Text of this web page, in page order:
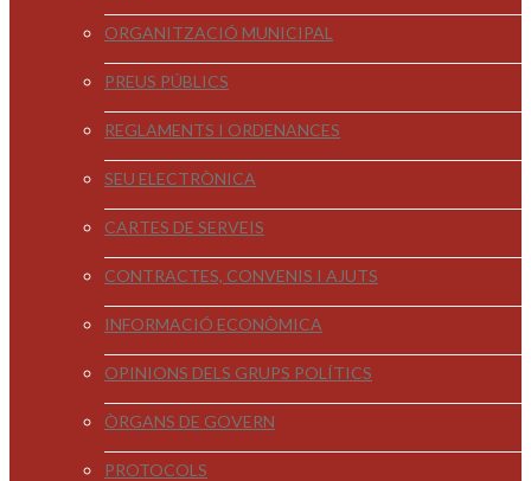
ORGANITZACIÓ MUNICIPAL
PREUS PÚBLICS
REGLAMENTS I ORDENANCES
SEU ELECTRÒNICA
CARTES DE SERVEIS
CONTRACTES, CONVENIS I AJUTS
INFORMACIÓ ECONÒMICA
OPINIONS DELS GRUPS POLÍTICS
ÒRGANS DE GOVERN
PROTOCOLS